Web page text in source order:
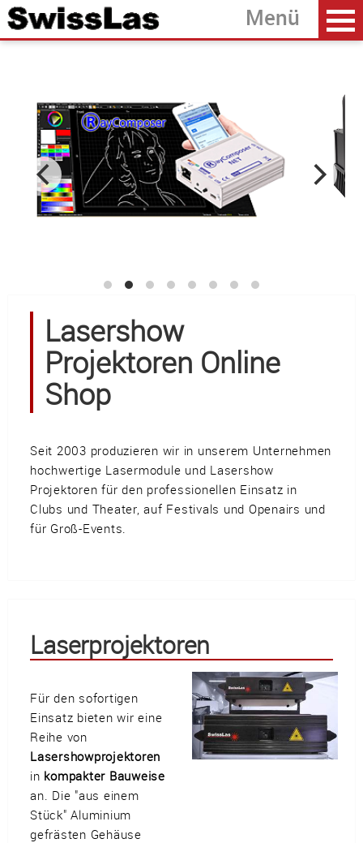
Home zurück
Laserprojektoren
Lasermodule
Zubehör
OEM Entwicklung
Über SwissLas
Güller AG
5436 Würenlos • Switzerland
+41 (0)56 424 16 71
+41 (0)56 424 13 71
Anfahrt vCard QR-Code
Facebook Instagram
Impressum • Cookie Einstellungen Kontakt •
Liefer-/Versandkosten • Service
Lasershow
Projektoren Online
Shop
Seit 2003 produzieren wir in unserem Unternehmen
hochwertige Lasermodule und Lasershow
Projektoren für den professionellen Einsatz in
Clubs und Theater, auf Festivals und Openairs und
für Groß-Events.
Laserprojektoren
Für den sofortigen
Einsatz bieten wir eine
Reihe von
Lasershowprojektoren
in kompakter Bauweise
an. Die "aus einem
Stück" Aluminium
gefrästen Gehäuse